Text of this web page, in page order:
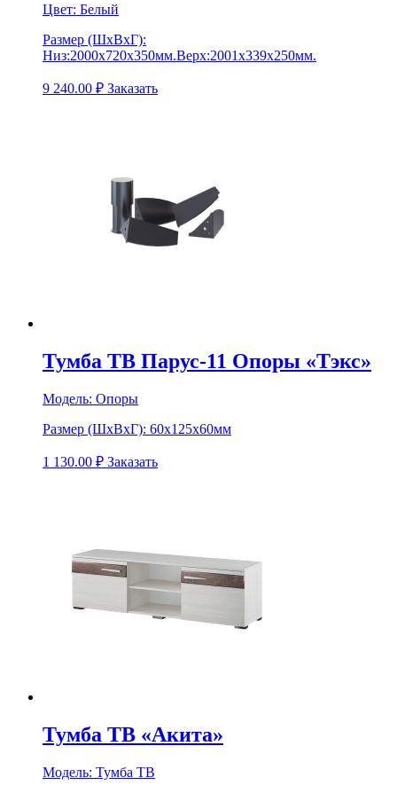
Цвет: Белый
Размер (ШхВхГ):
Низ:2000х720х350мм.Верх:2001х339х250мм.
9 240.00 ₽ Заказать
Тумба ТВ Парус-11 Опоры «Тэкс»
Модель: Опоры
Размер (ШхВхГ): 60х125х60мм
1 130.00 ₽ Заказать
Тумба ТВ «Акита»
Модель: Тумба ТВ